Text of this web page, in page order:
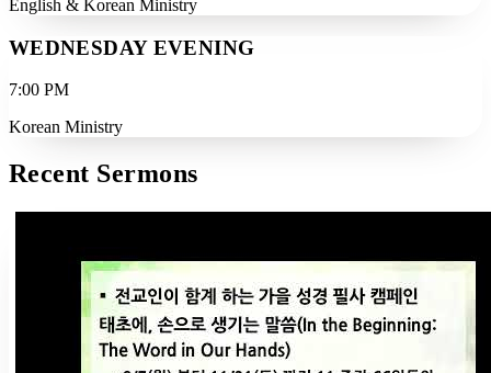
English & Korean Ministry
WEDNESDAY EVENING
7:00 PM
Korean Ministry
Recent Sermons